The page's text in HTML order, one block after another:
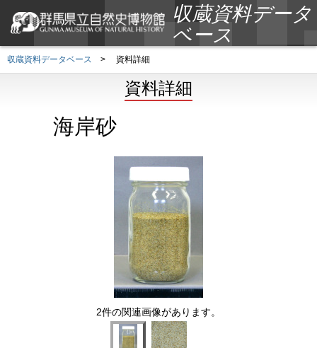
収蔵資料データ
ベース
収蔵資料データベース > 資料詳細
資料詳細
海岸砂
2件の関連画像があります。